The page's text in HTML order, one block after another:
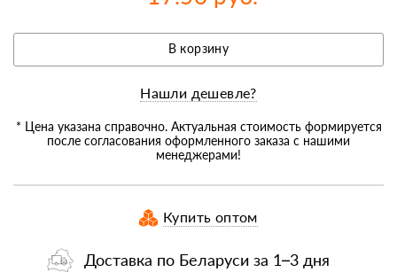
В корзину
Нашли дешевле?
* Цена указана справочно. Актуальная стоимость формируется
после согласования оформленного заказа с нашими
менеджерами!
Купить оптом
Доставка по Беларуси за 1–3 дня